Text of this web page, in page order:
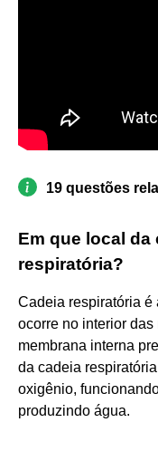
19 questões
Em que local da
respiratória?
Cadeia respiratória é
ocorre no interior
membrana interna
da cadeia
oxigênio,
produzindo água.